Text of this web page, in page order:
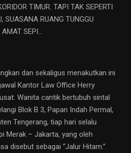
TIMUR. TAPI TAK SEPERTI
SUASANA RUANG TUNGGU
SEPI…
dan sekaligus menakutkan ini
Kantor Law Office Herry
Wanita cantik bertubuh sintal
Blok B 3, Papan Indah Permal,
Tengerang, tiap hari selalu
Merak – Jakarta, yang oleh
disebut sebagai “Jalur Hitam.”